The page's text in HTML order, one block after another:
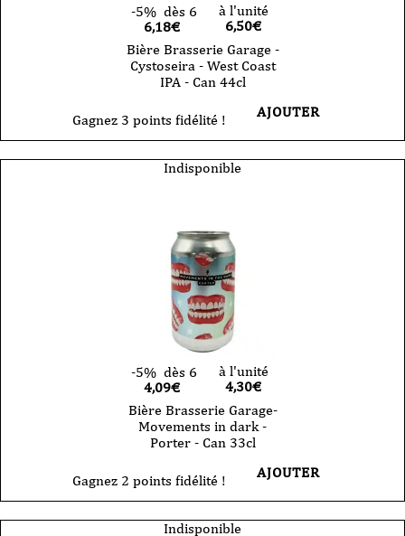
-5% dès 6
6,18€
à l'unité
6,50€
Bière Brasserie Garage -
Cystoseira - West Coast
IPA - Can 44cl
Gagnez 3 points fidélité ! AJOUTER
Indisponible
-5% dès 6
4,09€
à l'unité
4,30€
Bière Brasserie Garage-
Movements in dark -
Porter - Can 33cl
Gagnez 2 points fidélité ! AJOUTER
Indisponible